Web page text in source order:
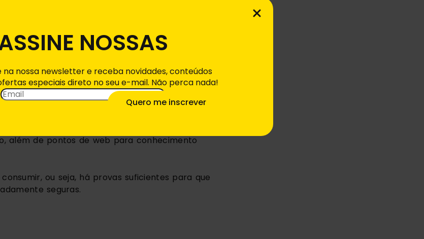
que a área de RH da empresa leva a
prática bem adotada no mercado, em
suficiente para que o projeto fosse aceito,
desse tipo de sistema de feedback, de
ganham em que? Tem menos turnover?
quais estudos?
pessoas pensem antes de propor iniciativas
de jornais de negócios, 30 mil livros
além de pontos de web para conhecimento
ou seja, há provas suficientes para que
seguras.
NOSSAS
na nossa newsletter e receba novidades, conteúdos
especiais direto no seu e-mail. Não perca nada!
Email*
Quero me inscrever